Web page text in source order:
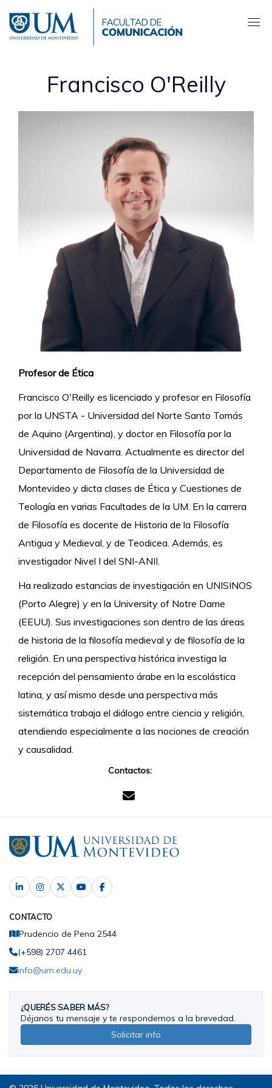
contenido
principal
Francisco O'Reilly
Profesor de Ética
Francisco O'Reilly es licenciado y profesor en Filosofía
por la UNSTA - Universidad del Norte Santo Tomás
de Aquino (Argentina), y doctor en Filosofía por la
Universidad de Navarra. Actualmente es director del
Departamento de Filosofía de la Universidad de
Montevideo y dicta clases de Ética y Cuestiones de
Teología en varias Facultades de la UM. En la carrera
de Filosofía es docente de Historia de la Filosofía
Antigua y Medieval, y de Teodicea. Además, es
investigador Nivel I del SNI-ANII.
Ha realizado estancias de investigación en UNISINOS
(Porto Alegre) y en la University of Notre Dame
(EEUU). Sus investigaciones son dentro de las áreas
de historia de la filosofía medieval y de filosofía de la
religión. En una perspectiva histórica investiga la
recepción del pensamiento árabe en la escolástica
latina, y así mismo desde una perspectiva más
sistemática trabaja el diálogo entre ciencia y religión,
atendiendo especialmente a las nociones de creación
y causalidad.
Contactos:
CONTACTO
Prudencio de Pena 2544
(+598) 2707 4461
info@um.edu.uy
¿QUERÉS SABER MÁS?
Déjanos tu mensaje y te respondemos a la brevedad.
Solicitar info